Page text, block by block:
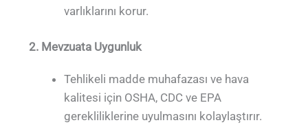
varlıklarını korur.
2. Mevzuata Uygunluk
Tehlikeli madde muhafazası ve hava
kalitesi için OSHA, CDC ve EPA
gerekliliklerine uyulmasını kolaylaştırır.